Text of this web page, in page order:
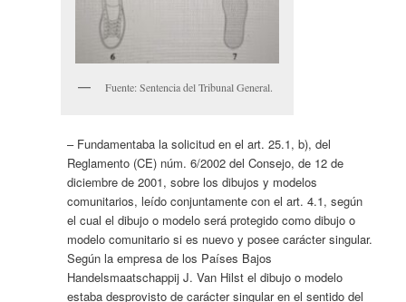
Fuente: Sentencia del Tribunal General.
– Fundamentaba la solicitud en el art. 25.1, b), del
Reglamento (CE) núm. 6/2002 del Consejo, de 12 de
diciembre de 2001, sobre los dibujos y modelos
comunitarios, leído conjuntamente con el art. 4.1, según
el cual el dibujo o modelo será protegido como dibujo o
modelo comunitario si es nuevo y posee carácter singular.
Según la empresa de los Países Bajos
Handelsmaatschappij J. Van Hilst el dibujo o modelo
estaba desprovisto de carácter singular en el sentido del